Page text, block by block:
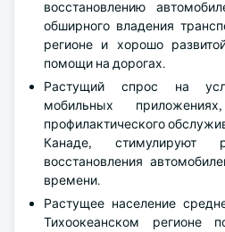
восстановлению
обширного владения
регионе и хорошо
помощи на дорогах.
Растущий спрос на
мобильных
профилактического
Канаде,
восстановления
времени.
Растущее население
Тихоокеанском регионе